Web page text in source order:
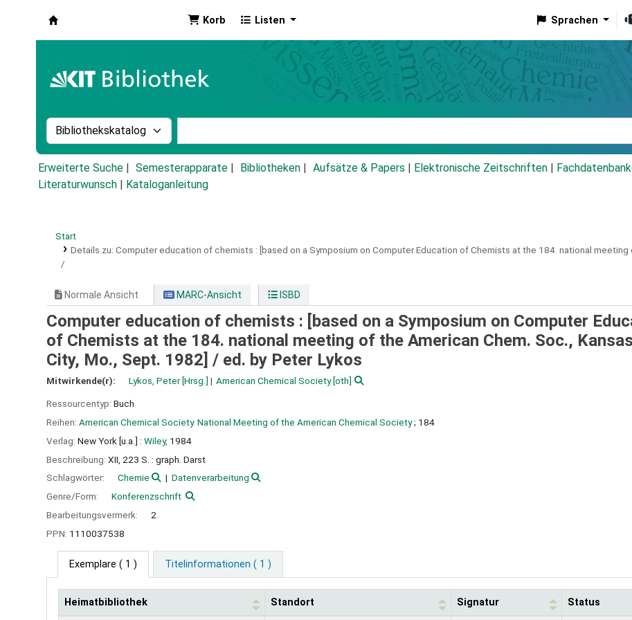
Korb Listen Sprachen
Suche im Katalog nach:
Erweiterte Suche Semesterapparate Bibliotheken Aufsätze & Papers Elektronische Zeitschriften
Literaturwunsch
Kataloganleitung
Start
Details zu: Computer education of chemists : [based on a Symposium on Computer Education of Chemists at the 184. national
/
Normale Ansicht MARC-Ansicht ISBD
Computer education of chemists : [based on a Symposium on Computer
of Chemists at the 184. national meeting of the American Chem. Soc., Kansas
City, Mo., Sept. 1982] / ed. by Peter Lykos
Mitwirkende(r): Lykos, Peter[Hrsg.] American Chemical Society[oth]
Ressourcentyp: Buch
Reihen: American Chemical Society. National Meeting of the American Chemical Society; 184
Verlag: New York [u.a.] : Wiley, 1984
Beschreibung: XII, 223 S. : graph. Darst
Schlagwörter:
Chemie
Datenverarbeitung
Genre/Form:
Konferenzschrift
Bearbeitungsvermerk:
2
PPN: 1110037538
Exemplare ( 1 ) Titelinformationen ( 1 )
Heimatbibliothek Standort Signatur Status